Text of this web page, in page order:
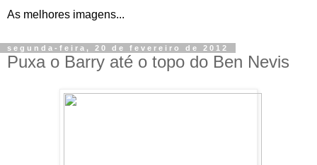
As melhores imagens...
segunda-feira, 20 de fevereiro de 2012
Puxa o Barry até o topo do Ben Nevis